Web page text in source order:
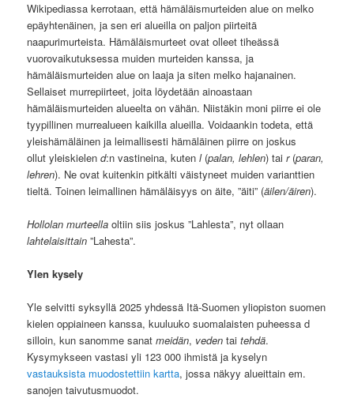
Wikipediassa kerrotaan, että hämäläismurteiden alue on melko
epäyhtenäinen, ja sen eri alueilla on paljon piirteitä
naapurimurteista. Hämäläismurteet ovat olleet tiheässä
vuorovaikutuksessa muiden murteiden kanssa, ja
hämäläismurteiden alue on laaja ja siten melko hajanainen.
Sellaiset murrepiirteet, joita löydetään ainoastaan
hämäläismurteiden alueelta on vähän. Niistäkin moni piirre ei ole
tyypillinen murrealueen kaikilla alueilla. Voidaankin todeta, että
yleishämäläinen ja leimallisesti hämäläinen piirre on joskus
ollut yleiskielend:n vastineina, kutenl(palan, lehlen) tair(paran,
lehren). Ne ovat kuitenkin pitkälti väistyneet muiden varianttien
tieltä. Toinen leimallinen hämäläisyys on äite, ”äiti” (äilen/äiren).
Hollolan murteella oltiin siis joskus ”Lahlesta”, nyt ollaan
lahtelaisittain ”Lahesta”.
Ylen kysely
Yle selvitti syksyllä 2025 yhdessä Itä-Suomen yliopiston suomen
kielen oppiaineen kanssa, kuuluuko suomalaisten puheessa d
silloin, kun sanomme sanatmeidän, veden taitehdä.
Kysymykseen vastasi yli 123 000 ihmistä ja kyselyn
vastauksista muodostettiin kartta, jossa näkyy alueittain em.
sanojen taivutusmuodot.